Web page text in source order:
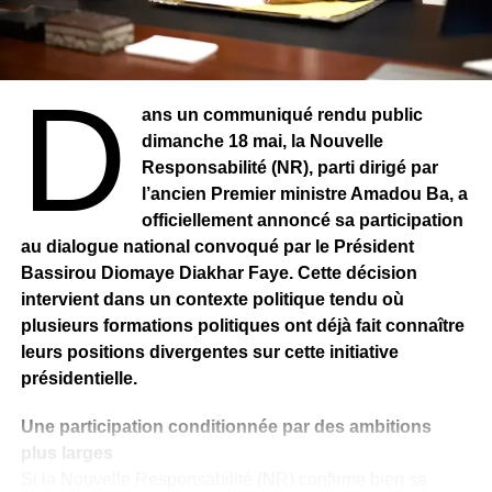
Comme Barros”. Ce livre est un carnet de route illustré qui
mêle anecdotes, photos, tips et QR codes pour revivre
ses aventures en vidéo. Il y raconte ses périples en
Malaisie, en Thaïlande et en Corée du Sud.
Barros, tisseur de ponts entre les identités
Après avoir troqué les crampons contre la caméra, Barros
veut vivre pleinement de cette nouvelle vocation. En
novembre 2020, il crée son entreprise, enregistrée sous le
nom “BARROSJR”, spécialisée dans l’édition de revues
et périodiques. Il raconte à travers les outils numériques
les histoires des gens, souvent méconnues. En cela, on
peut dire qu’il est passeur de culture. Il met en avant les
personnes souvent méconnues. Il promeut la culture
sénégalaise et montre une autre image de l’Afrique et des
Africains partout où il va. Son crédo : valoriser la richesse
du patrimoine africain à travers des récits, des analyses,
D
ans un communiqué rendu public
dimanche 18 mai, la Nouvelle
Responsabilité (NR), parti dirigé par
l’ancien Premier ministre Amadou Ba, a
officiellement annoncé sa participation
au dialogue national convoqué par le Président
Bassirou Diomaye Diakhar Faye. Cette décision
intervient dans un contexte politique tendu où
plusieurs formations politiques ont déjà fait connaître
leurs positions divergentes sur cette initiative
présidentielle.
Une participation conditionnée par des ambitions